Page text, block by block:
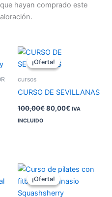
hayan comprado este
¡Oferta!
¡Oferta!
cursos
CURSO DE SEVILLANAS
100,00€
El
precio
original
80,00€ IVA
INCLUIDO
¡Oferta!
¡Oferta!
El
precio
original
era:
El
actual